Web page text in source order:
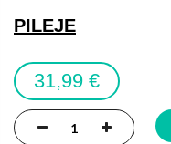
beginning
the
images
gallery
PILEJE
31,99 €